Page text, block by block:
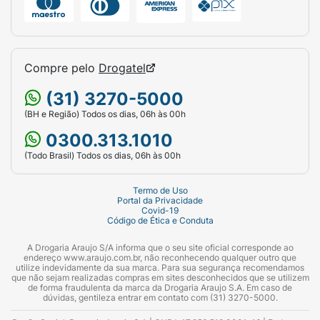
Ideal para cabelos
· Lisos ou com Frizz
· Secos e Armados
· Cacheados ou Crespos
· Mistos ou Oleosos
· Fracos ou Quebradiços
· Quimicamente Tratados
· Danificados
Compre pelo Drogatel
(31) 3270-5000
(BH e Região) Todos os dias, 06h às 00h
0300.313.1010
(Todo Brasil) Todos os dias, 06h às 00h
Termo de Uso
Portal da Privacidade
Covid-19
Código de Ética e Conduta
A Drogaria Araujo S/A informa que o seu site oficial corresponde ao
endereço www.araujo.com.br, não reconhecendo qualquer outro que
utilize indevidamente da sua marca. Para sua segurança recomendamos
que não sejam realizadas compras em sites desconhecidos que se utilizem
de forma fraudulenta da marca da Drogaria Araujo S.A. Em caso de
dúvidas, gentileza entrar em contato com (31) 3270-5000.